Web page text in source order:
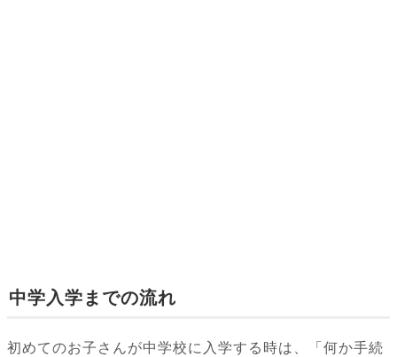
中学入学までの流れ
初めてのお子さんが中学校に入学する時は、「何か手続